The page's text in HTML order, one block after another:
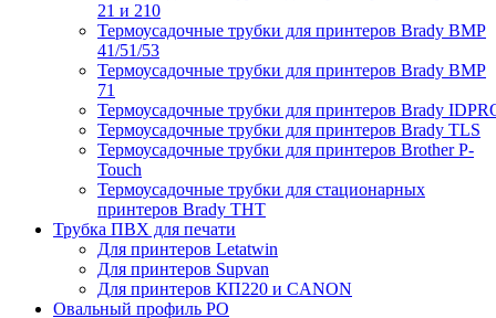
21 и 210
Термоусадочные трубки для принтеров Brady BMP
41/51/53
Термоусадочные трубки для принтеров Brady BMP
71
Термоусадочные трубки для принтеров Brady
Термоусадочные трубки для принтеров Brady TLS
Термоусадочные трубки для принтеров Brother P-
Touch
Термоусадочные трубки для стационарных
принтеров Brady THT
Трубка ПВХ для печати
Для принтеров Letatwin
Для принтеров Supvan
Для принтеров КП220 и CANON
Овальный профиль PO